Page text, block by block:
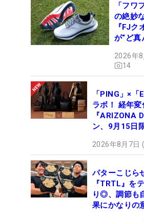
「フワ
の絶妙
『FJ
が“ど真
2026年
14
「PING」×
ラボ！ 経年
『ARIZONA
ン、9月15日
2026年8月7日
パターこじら
『TRTL』を
り◎、調節も
果にかなりの